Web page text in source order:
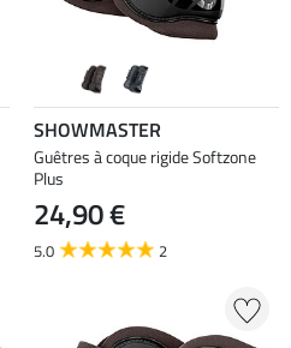
SHOWMASTER
Guêtres à coque rigide Softzone
Plus
24,90 €
5.0 2